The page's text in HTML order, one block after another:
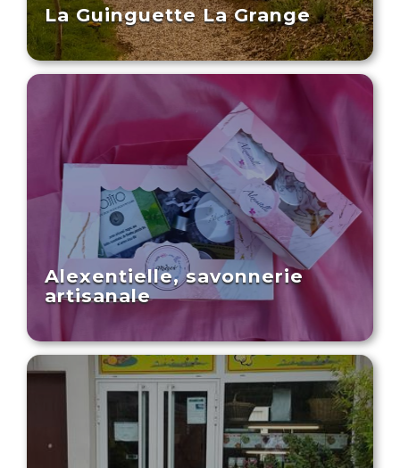
La Guinguette La Grange
Alexentielle, savonnerie
artisanale